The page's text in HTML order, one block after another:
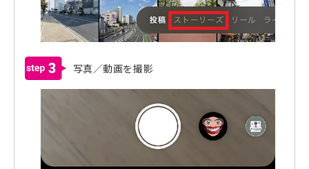
3 写真／動画を撮影